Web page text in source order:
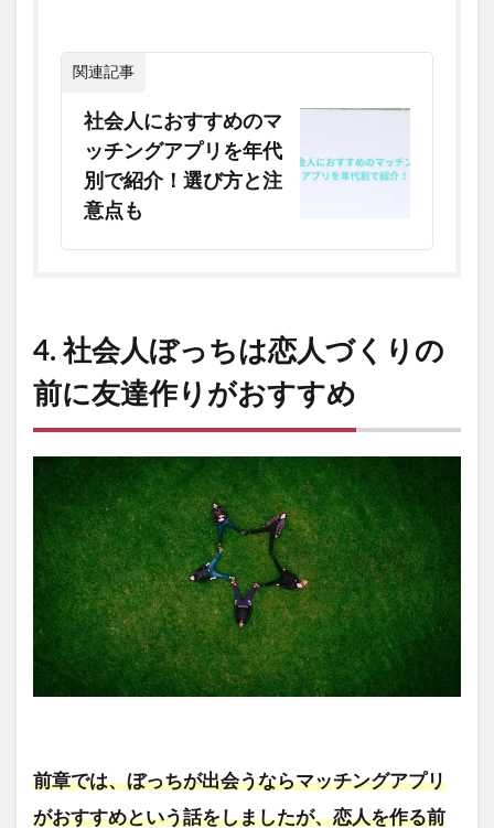
関連記事
社会人におすすめのマ
ッチングアプリを年代
別で紹介！選び方と注
意点も
4. 社会人ぼっちは恋人づくりの
前に友達作りがおすすめ
前章では、ぼっちが出会うならマッチングアプリ
がおすすめという話をしましたが、恋人を作る前